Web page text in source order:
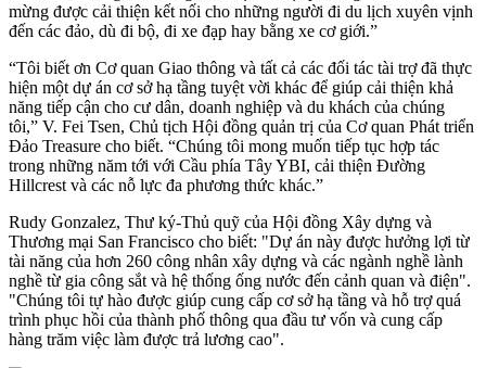
mừng được cải thiện kết nối cho những người đi du lịch xuyên vịnh
đến các đảo, dù đi bộ, đi xe đạp hay bằng xe cơ giới.”
“Tôi biết ơn Cơ quan Giao thông và tất cả các đối tác tài trợ đã thực
hiện một dự án cơ sở hạ tầng tuyệt vời khác để giúp cải thiện khả
năng tiếp cận cho cư dân, doanh nghiệp và du khách của chúng
tôi,” V. Fei Tsen, Chủ tịch Hội đồng quản trị của Cơ quan Phát triển
Đảo Treasure cho biết. “Chúng tôi mong muốn tiếp tục hợp tác
trong những năm tới với Cầu phía Tây YBI, cải thiện Đường
Hillcrest và các nỗ lực đa phương thức khác.”
Rudy Gonzalez, Thư ký-Thủ quỹ của Hội đồng Xây dựng và
Thương mại San Francisco cho biết: "Dự án này được hưởng lợi từ
tài năng của hơn 260 công nhân xây dựng và các ngành nghề lành
nghề từ gia công sắt và hệ thống ống nước đến cảnh quan và điện".
"Chúng tôi tự hào được giúp cung cấp cơ sở hạ tầng và hỗ trợ quá
trình phục hồi của thành phố thông qua đầu tư vốn và cung cấp
hàng trăm việc làm được trả lương cao".